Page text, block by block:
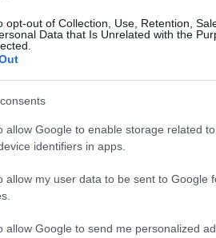
opt-out of Collection, Use, Retention,
Data that Is Unrelated with the
allow Google to enable storage related
identifiers in apps.
allow my user data to be sent to Google
allow Google to send me personalized
intézkedéseket
amit a...